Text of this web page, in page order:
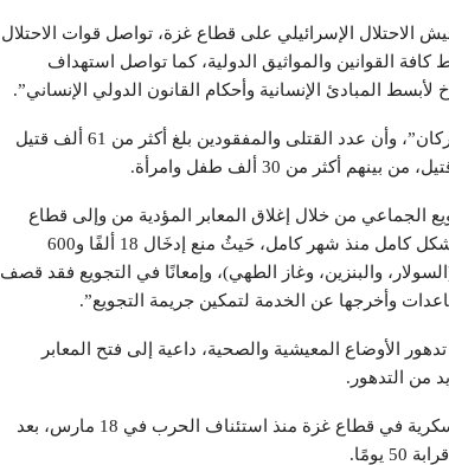
الاحتلال الإسرائيلي على قطاع غزة، تواصل قوات الاحتلال
القوانين والمواثيق الدولية، كما تواصل استهداف
المبادئ الإنسانية وأحكام القانون الدولي الإنساني”.
وأشَارَ إلى أن قطاع غزة شهد “حرب إبادة جماعية متكاملة الأركان”، وأن عدد القتلى والمفقودين بلغ أكثر من 61 ألف قتيل
الجماعي من خلال إغلاق المعابر المؤدية من وإلى قطاع
غزة منذ بدء حرب الإبادة الجماعية، ومنع إدخَال المساعدات بشكل كامل منذ شهر كامل، حَيثُ منع إدخَال 18 ألفًا و600
شاحنة محملة بالوقود (السولار، والبنزين، وغاز الطهي)، وإمعانًا في التجويع فقد قصف
الأوضاع المعيشية والصحية، داعية إلى فتح المعابر
من التدهور.
يأتي ذلك في وقت يواصل فيه الجيش الإسرائيلي عملياته العسكرية في قطاع غزة منذ استئناف الحرب في 18 مارس، بعد